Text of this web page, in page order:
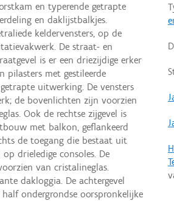
en typerende getrapte
en daklijstbalkjes.
keldervensters, op de
De straat- en
is er een driezijdige erker
pilasters met gestileerde
uitwerking. De vensters
de bovenlichten zijn voorzien
Ook de rechtse zijgevel is
met balkon, geflankeerd
de toegang die bestaat uit
drieledige consoles. De
van cristalineglas.
dakloggia. De achtergevel
ondergrondse oorspronkelijke